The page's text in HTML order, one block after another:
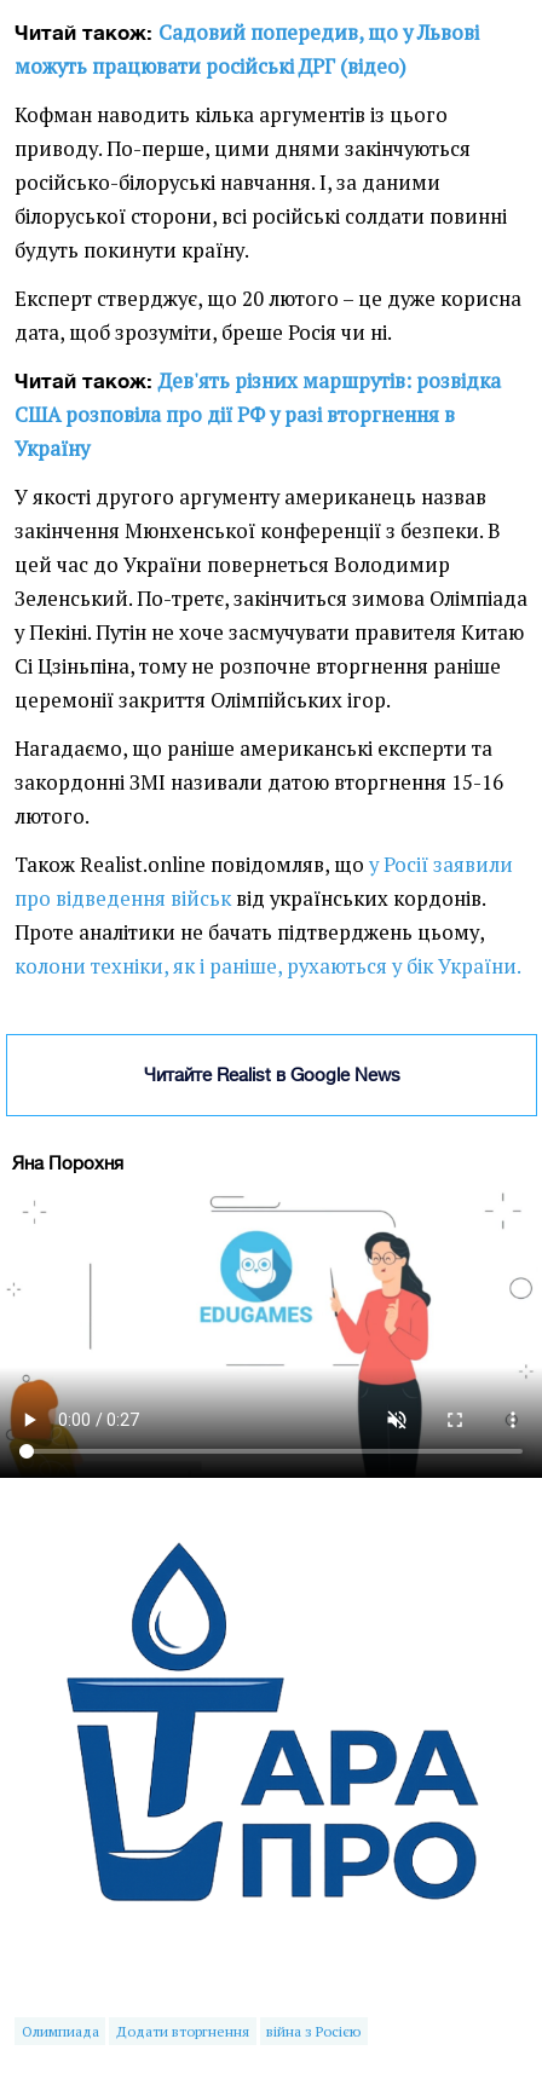
Читай також: Садовий попередив, що у Львові
можуть працювати російські ДРГ (відео)
Кофман наводить кілька аргументів із цього
приводу. По-перше, цими днями закінчуються
російсько-білоруські навчання. І, за даними
білоруської сторони, всі російські солдати повинні
будуть покинути країну.
Експерт стверджує, що 20 лютого – це дуже корисна
дата, щоб зрозуміти, бреше Росія чи ні.
Читай також:Дев'ять різних маршрутів: розвідка
США розповіла про дії РФ у разі вторгнення в
Україну
У якості другого аргументу американець назвав
закінчення Мюнхенської конференції з безпеки. В
цей час до України повернеться Володимир
Зеленський. По-третє, закінчиться зимова Олімпіада
у Пекіні. Путін не хоче засмучувати правителя Китаю
Сі Цзіньпіна, тому не розпочне вторгнення раніше
церемонії закриття Олімпійських ігор.
Нагадаємо, що раніше американські експерти та
закордонні ЗМІ називали датою вторгнення 15-16
лютого.
Також Realist.online повідомляв, що у Росії заявили
про відведення військвід українських кордонів.
Проте аналітики не бачать підтверджень цьому,
колони техніки, як і раніше, рухаються у бік України.
Читайте Realist в Google News
Яна Порохня
Олимпиада Додати вторгнення війна з Росією